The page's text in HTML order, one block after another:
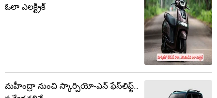
ఓలా ఎలక్ట్రిక్
మహీంద్రా నుంచి స్కార్పియో-ఎన్ ఫేస్‌లిఫ్ట్..